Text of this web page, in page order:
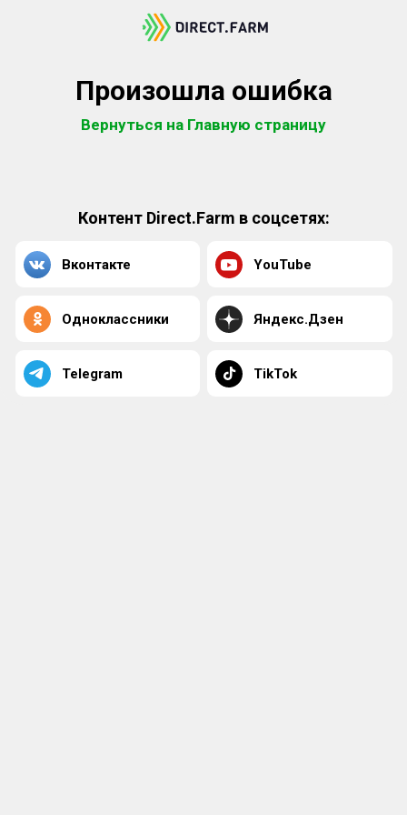
Произошла ошибка
Вернуться на Главную страницу
Контент Direct.Farm в соцсетях:
Вконтакте YouTube
Одноклассники Яндекс.Дзен
Telegram TikTok